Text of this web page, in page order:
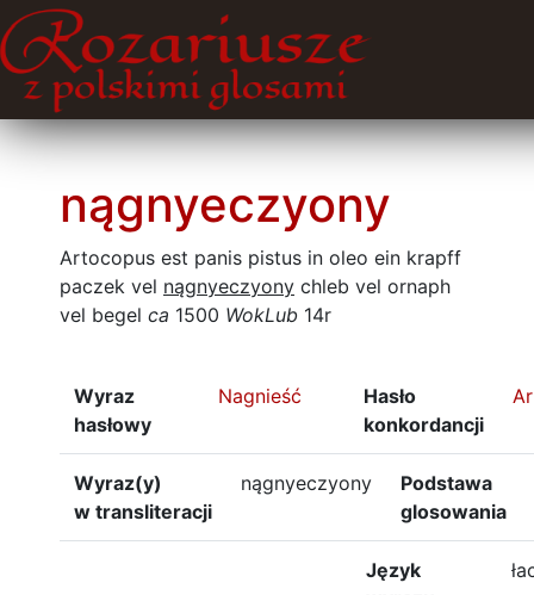
nągnyeczyony
Artocopus est panis pistus in oleo ein krapff
paczek vel nągnyeczyony chleb vel ornaph
vel begel ca 1500 WokLub 14r
Wyraz
hasłowy
Nagnieść
Hasło
konkordancji
Wyraz(y)
w transliteracji
nągnyeczyony
Podstawa
glosowania
Język